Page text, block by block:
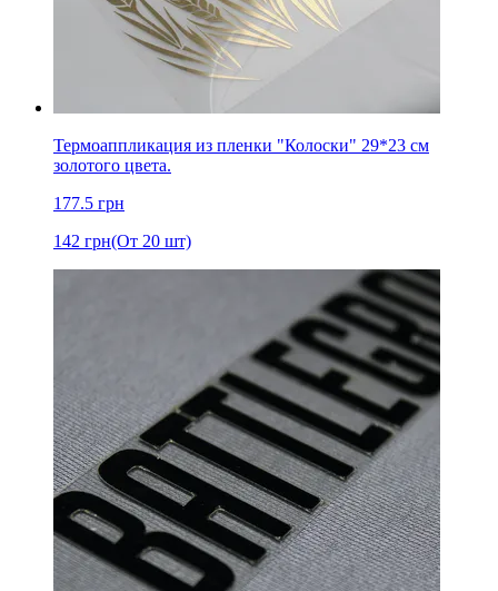
Термоаппликация из пленки "Колоски" 29*23 см
золотого цвета.
177.5 грн
142 грн(От 20 шт)